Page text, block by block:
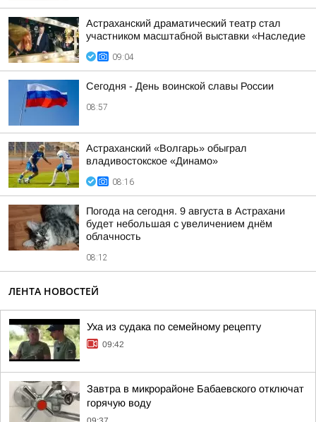
Астраханский драматический театр стал
участником масштабной выставки «Наследие
09:04
Сегодня - День воинской славы России
08:57
Астраханский «Волгарь» обыграл
владивостокское «Динамо»
08:16
Погода на сегодня. 9 августа в Астрахани
будет небольшая с увеличением днём
облачность
08:12
ЛЕНТА НОВОСТЕЙ
Уха из судака по семейному рецепту
09:42
Завтра в микрорайоне Бабаевского отключат
горячую воду